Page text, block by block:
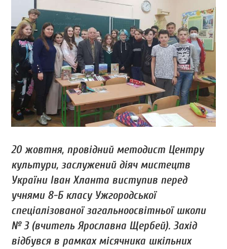
20 жовтня, провідний методист Центру
культури, заслужений діяч мистецтв
України Іван Хланта виступив перед
учнями 8-Б класу Ужгородської
спеціалізованої загальноосвітньої школи
№ 3 (вчитель Ярославна Щербей). Захід
відбувся в рамках місячника шкільних